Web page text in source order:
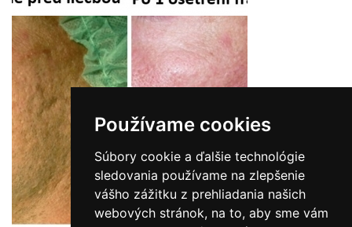
Používame cookies
Súbory cookie a ďalšie technológie
sledovania používame na zlepšenie
vášho zážitku z prehliadania našich
webových stránok, na to, aby sme vám